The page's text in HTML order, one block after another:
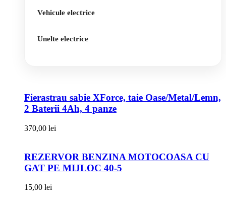
Vehicule electrice
Unelte electrice
Fierastrau sabie XForce, taie Oase/Metal/Lemn,
2 Baterii 4Ah, 4 panze
370,00 lei
REZERVOR BENZINA MOTOCOASA CU
GAT PE MIJLOC 40-5
15,00 lei